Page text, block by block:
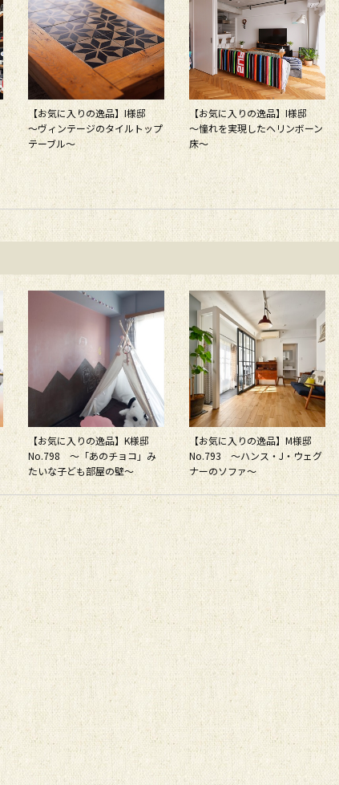
【お気に入りの逸品】I様邸
～ヴィンテージのタイルトップ
テーブル～
【お気に入りの逸品】I様邸
～憧れを実現したヘリンボーン
床～
【お気に入りの逸品】K様邸
No.798 ～「あのチョコ」み
たいな子ども部屋の壁～
【お気に入りの逸品】M様邸
No.793 ～ハンス・J・ウェグ
ナーのソファ～